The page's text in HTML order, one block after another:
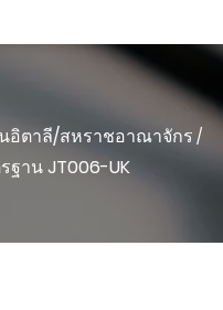
อิตาลี/สหราชอาณาจักร /
ฐาน JT006-UK